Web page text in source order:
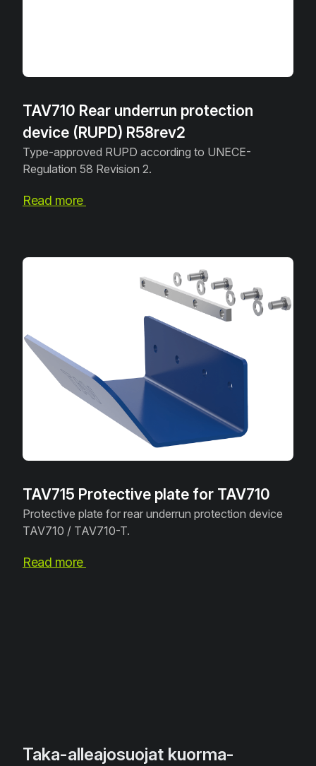
TAV710 Rear underrun protection
device (RUPD) R58rev2
Type-approved RUPD according to UNECE-
Regulation 58 Revision 2.
Read more
TAV715 Protective plate for TAV710
Protective plate for rear underrun protection device
TAV710 / TAV710-T.
Read more
Taka-alleajosuojat kuorma-